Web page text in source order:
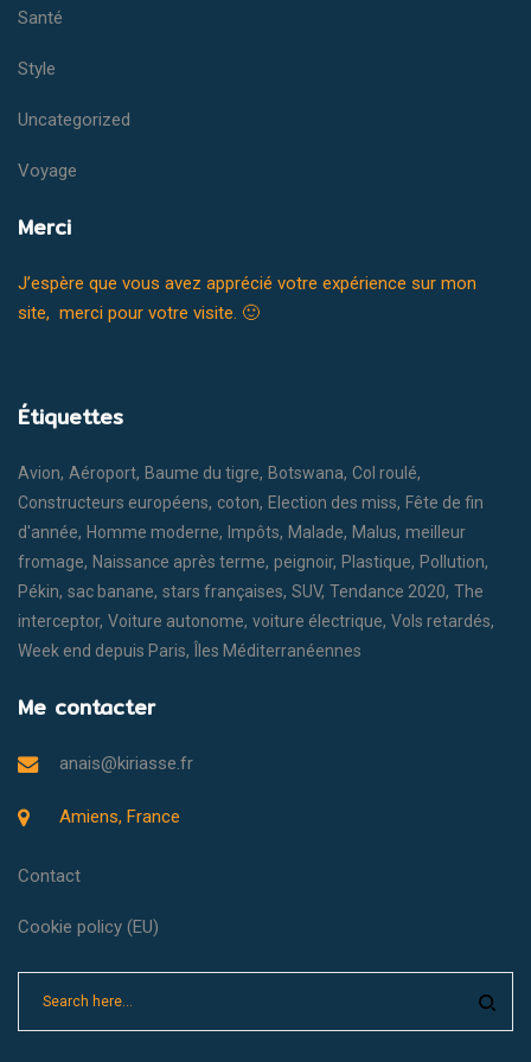
Santé
Style
Uncategorized
Voyage
Merci
J’espère que vous avez apprécié votre expérience sur mon
site, merci pour votre visite. 🙂
Étiquettes
Avion Aéroport Baume du tigre Botswana Col roulé
Constructeurs européens coton Election des miss Fête de fin
d'année Homme moderne Impôts Malade Malus meilleur
fromage Naissance après terme peignoir Plastique Pollution
Pékin sac banane stars françaises SUV Tendance 2020 The
interceptor Voiture autonome voiture électrique Vols retardés
Week end depuis Paris Îles Méditerranéennes
Me contacter
anais@kiriasse.fr
Amiens, France
Contact
Cookie policy (EU)